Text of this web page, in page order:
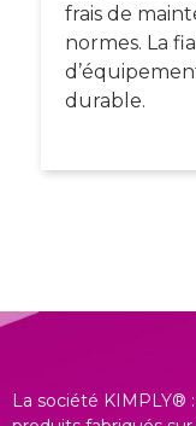
frais de
normes. La
durable.
La société KIMPLY®